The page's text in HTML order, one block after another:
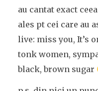
au cantat exact
ales pt cei care au
live: miss you, It’s
tonk women,
black, brown sugar